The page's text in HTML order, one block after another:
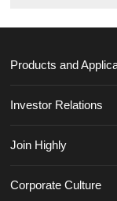
Products and
Investor Relations
Join Highly
Corporate Culture